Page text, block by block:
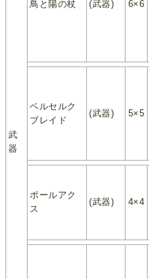
武
器
鳥と陽の杖 (武器) 6×6
ベルセルク
ブレイド
(武器) 5×5
ポールアク
ス
(武器) 4×4